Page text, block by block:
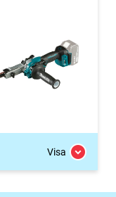
Visa